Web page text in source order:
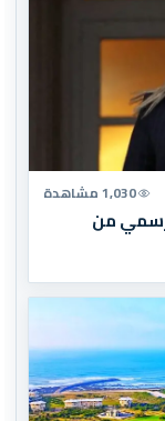
1,030 مشاهدة
تعليق رسمي من